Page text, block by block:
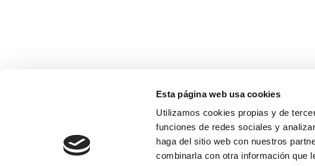
Esta página web usa cookies
Utilizamos cookies propias y de
funciones de redes sociales y
haga del sitio web con nuestros
combinarla con otra información que